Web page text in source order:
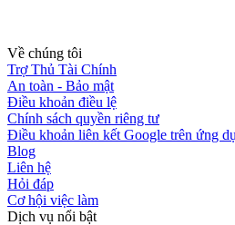
Về chúng tôi
Trợ Thủ Tài Chính
An toàn - Bảo mật
Điều khoản điều lệ
Chính sách quyền riêng tư
Điều khoản liên kết Google trên ứng
Blog
Liên hệ
Hỏi đáp
Cơ hội việc làm
Dịch vụ nổi bật